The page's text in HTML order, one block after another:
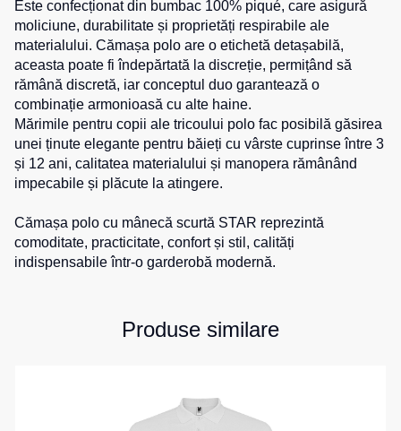
de
lucru
Veste
reflectorizante
pentru
copii
Hanorace
Hanorace
cu
Hanorac
Tours
Hanorace
Honorace
pentru
sport
Pantaloni
scurți
copii
Îmbrăcăminte
înaltă
Este confecționat din bumbac 100% piqué, care asigură
moliciune, durabilitate și proprietăți respirabile ale
materialului. Cămașa polo are o etichetă detașabilă,
aceasta poate fi îndepărtată la discreție, permițând să
rămână discretă, iar conceptul duo garantează o
combinație armonioasă cu alte haine.
Mărimile pentru copii ale tricoului polo fac posibilă găsirea
unei ținute elegante pentru băieți cu vârste cuprinse între 3
și 12 ani, calitatea materialului și manopera rămânând
impecabile și plăcute la atingere.
Cămașa polo cu mânecă scurtă STAR reprezintă
comoditate, practicitate, confort și stil, calități
indispensabile într-o garderobă modernă.
Produse similare